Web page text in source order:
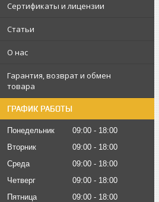
Сертификаты и лицензии
Статьи
О нас
Гарантия, возврат и обмен
товара
ГРАФИК РАБОТЫ
Понедельник 09:00
18:00
Вторник
09:00
18:00
Среда
09:00
18:00
Четверг
09:00
18:00
Пятница
09:00
18:00